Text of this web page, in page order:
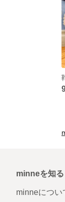
minneを知る
minneについ